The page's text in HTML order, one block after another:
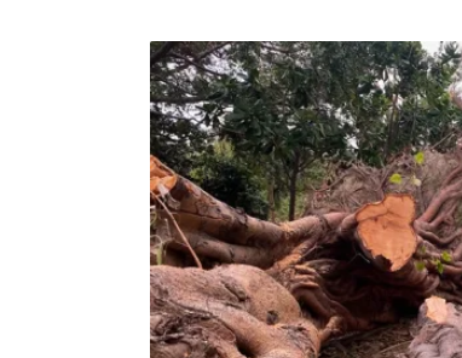
工程，遭民眾抗議大量移除（植）
來倒伏風險。護樹團體7日偕同國民
求訂定道路綠化標準、制定行道樹
段納入景觀樹木專業委員，以兼顧